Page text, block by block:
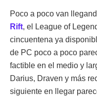
Poco a poco van
Rift, el League of
cincuentena ya
de PC poco a poco
factible en el medio y
Darius, Draven y más
siguiente en llegar